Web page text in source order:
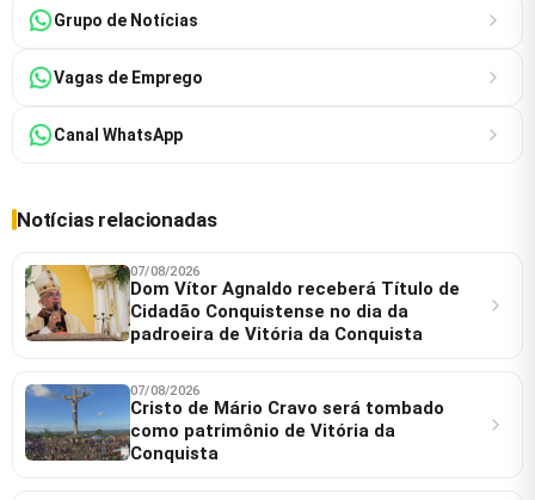
Grupo de Notícias
Vagas de Emprego
Canal WhatsApp
Notícias relacionadas
07/08/2026
Dom Vítor Agnaldo receberá Título de
Cidadão Conquistense no dia da
padroeira de Vitória da Conquista
07/08/2026
Cristo de Mário Cravo será tombado
como patrimônio de Vitória da
Conquista